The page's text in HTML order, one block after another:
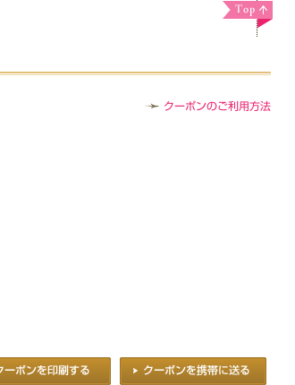
クーポンのご利用方法